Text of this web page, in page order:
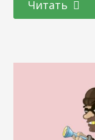
словосочетанием
автоматизацией
можно назвать…
Читать